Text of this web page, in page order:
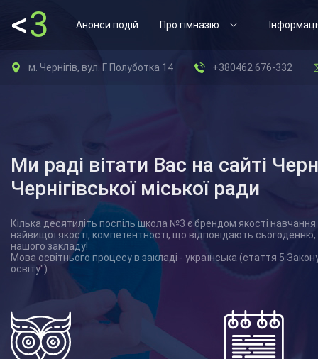
<3 Анонси подій Про гімназію
м. Чернігів, вул. Г. Полуботка 14 +380462 676-332
Ми раді вітати Вас на сайті
Чернігівської міської ради
Кілька десятиліть поспіль школа №3 є брендом якості
найвищої якості, компетентності, що відповідають
нашого закладу!
Мова освітнього процесу в закладі - українська (стаття 5
освіту")